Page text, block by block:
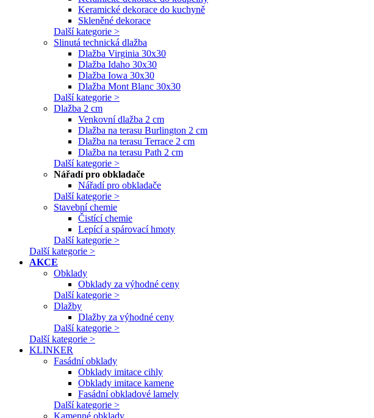
Keramické dekorace do kuchyně
Skleněné dekorace
Další kategorie >
Slinutá technická dlažba
Dlažba Virginia 30x30
Dlažba Idaho 30x30
Dlažba Iowa 30x30
Dlažba Mont Blanc 30x30
Další kategorie >
Dlažba 2 cm
Venkovní dlažba 2 cm
Dlažba na terasu Burlington 2 cm
Dlažba na terasu Terrace 2 cm
Dlažba na terasu Path 2 cm
Další kategorie >
Nářadí pro obkladače
Nářadí pro obkladače
Další kategorie >
Stavební chemie
Čistící chemie
Lepící a spárovací hmoty
Další kategorie >
Další kategorie >
AKCE
Obklady
Obklady za výhodné ceny
Další kategorie >
Dlažby
Dlažby za výhodné ceny
Další kategorie >
Další kategorie >
KLINKER
Fasádní obklady
Obklady imitace cihly
Obklady imitace kamene
Fasádní obkladové lamely
Další kategorie >